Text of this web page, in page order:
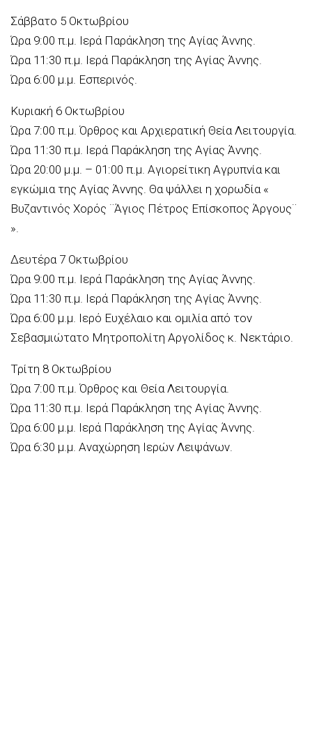
Σάββατο 5 Οκτωβρίου
Ώρα 9:00 π.μ. Ιερά Παράκληση της Αγίας Άννης.
Ώρα 11:30 π.μ. Ιερά Παράκληση της Αγίας Άννης.
Ώρα 6:00 μ.μ. Εσπερινός.
Κυριακή 6 Οκτωβρίου
Ώρα 7:00 π.μ. Όρθρος και Αρχιερατική Θεία Λειτουργία.
Ώρα 11:30 π.μ. Ιερά Παράκληση της Αγίας Άννης.
Ώρα 20:00 μ.μ. – 01:00 π.μ. Αγιορείτικη Αγρυπνία και
εγκώμια της Αγίας Άννης. Θα ψάλλει η χορωδία «
Βυζαντινός Χορός ¨Άγιος Πέτρος Επίσκοπος Άργους¨
».
Δευτέρα 7 Οκτωβρίου
Ώρα 9:00 π.μ. Ιερά Παράκληση της Αγίας Άννης.
Ώρα 11:30 π.μ. Ιερά Παράκληση της Αγίας Άννης.
Ώρα 6:00 μ.μ. Ιερό Ευχέλαιο και ομιλία από τον
Σεβασμιώτατο Μητροπολίτη Αργολίδος κ. Νεκτάριο.
Τρίτη 8 Οκτωβρίου
Ώρα 7:00 π.μ. Όρθρος και Θεία Λειτουργία.
Ώρα 11:30 π.μ. Ιερά Παράκληση της Αγίας Άννης.
Ώρα 6:00 μ.μ. Ιερά Παράκληση της Αγίας Άννης.
Ώρα 6:30 μ.μ. Αναχώρηση Ιερών Λειψάνων.